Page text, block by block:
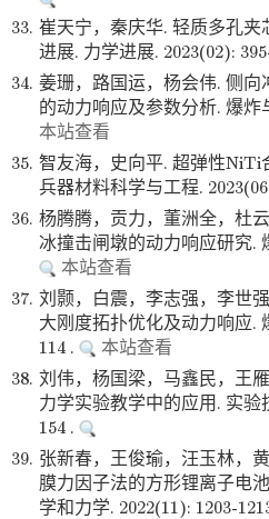
33. 崔天宁，秦庆华. 轻质多孔
进展. 力学进展. 2023(02):
34. 姜珊，路国运，杨会伟. 侧
的动力响应及参数分析. 爆炸
本站查看
35. 智友海，史向平. 超弹性NiTi
兵器材料科学与工程.
36. 杨腾腾，贡力，董洲全，杜
冰撞击闸墩的动力响应研究.
本站查看
37. 刘颢，白震，李志强，李世
大刚度拓扑优化及动力响应.
114 .
本站查看
38. 刘伟，杨国梁，马鑫民，王
力学实验教学中的应用. 实验
154 .
39. 张新春，王俊瑜，汪玉林，
膜力因子法的方形锂离子电
学和力学. 2022(11): 1203-